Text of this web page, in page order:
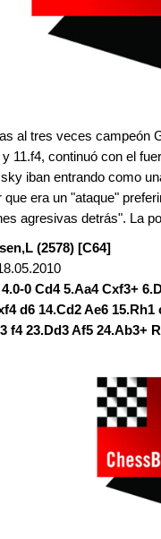
al tres veces campeón
11.f4, continuó con el
iban entrando como
era un "ataque"
agresivas detrás". La
(2578) [C64]
0 Cd4 5.Aa4 Cxf3+
d6 14.Cd2 Ae6
f4 23.Dd3 Af5 24.Ab3+